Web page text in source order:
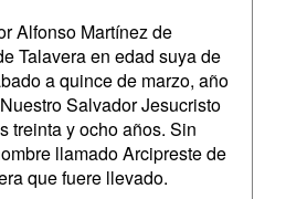
Alfonso Martínez de
Talavera en edad suya de
a quince de marzo, año
Salvador Jesucristo
treinta y ocho años. Sin
llamado Arcipreste de
que fuere llevado.